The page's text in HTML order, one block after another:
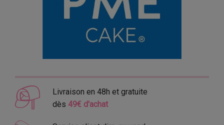
Livraison en 48h et gratuite
dès 49€ d'achat